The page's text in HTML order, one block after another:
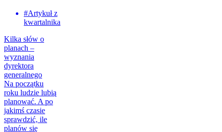
#Artykuł z
kwartalnika
Kilka słów o
planach –
wyznania
dyrektora
generalnego
Na początku
roku ludzie lubią
planować. A po
jakimś czasie
sprawdzić, ile
planów się